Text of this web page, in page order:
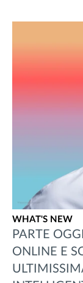
WHAT'S NEW
PARTE
ONLINE E